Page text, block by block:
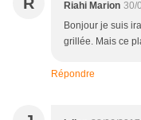
Riahi Marion 30/
Bonjour je suis
grillée. Mais ce
Répondre